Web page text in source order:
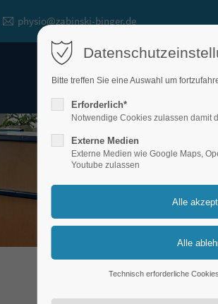
physio@zabinski-binger.de
Bitte treffen Sie eine Auswahl um
Erforderlich*
Notwendige Cookies zulassen damit
Externe Medien
Externe Medien wie Google Maps,
Youtube zulassen
Technisch erforderliche